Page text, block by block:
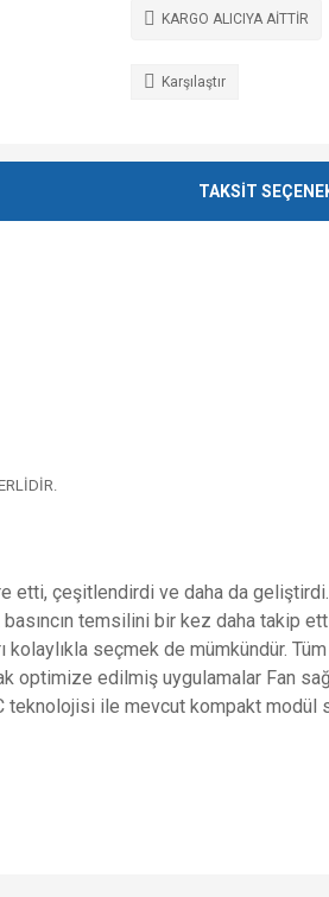
KARGO ALICIYA AİTTİR
Karşılaştır
TAKSİT
etti, çeşitlendirdi ve daha da
temsilini bir kez daha takip
kolaylıkla seçmek de mümkündür.
edilmiş uygulamalar Fan
teknolojisi ile mevcut kompakt